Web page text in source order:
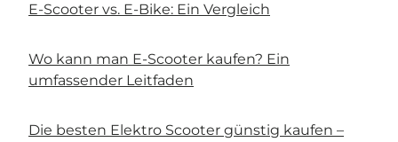
E-Scooter vs. E-Bike: Ein Vergleich
Wo kann man E-Scooter kaufen? Ein
umfassender Leitfaden
Die besten Elektro Scooter günstig kaufen –